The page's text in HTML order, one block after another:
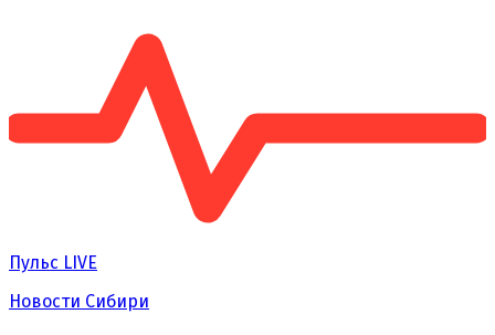
Пульс LIVE
Новости Сибири